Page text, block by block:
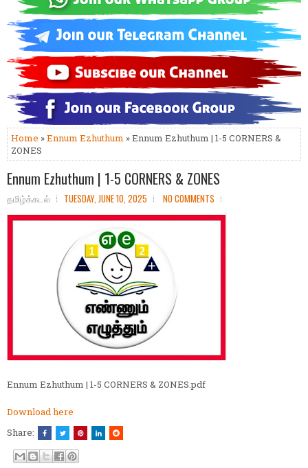
Home »Ennum Ezhuthum » Ennum Ezhuthum | 1-5 CORNERS &
ZONES
Ennum Ezhuthum | 1-5 CORNERS & ZONES
தமிழ்க்கடல் TUESDAY, JUNE 10, 2025 NO COMMENTS
Ennum Ezhuthum | 1-5 CORNERS & ZONES.pdf
Download here
Share: